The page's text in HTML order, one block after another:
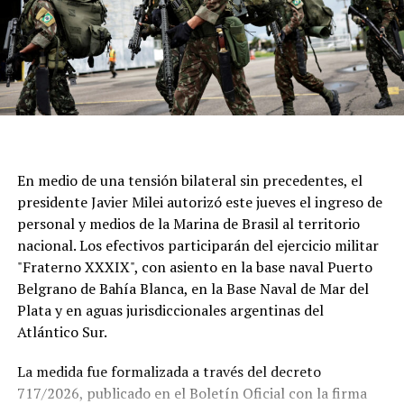
En medio de una tensión bilateral sin precedentes, el
presidente Javier Milei autorizó este jueves el ingreso de
personal y medios de la Marina de Brasil al territorio
nacional. Los efectivos participarán del ejercicio militar
"Fraterno XXXIX", con asiento en la base naval Puerto
Belgrano de Bahía Blanca, en la Base Naval de Mar del
Plata y en aguas jurisdiccionales argentinas del
Atlántico Sur.
La medida fue formalizada a través del decreto
717/2026, publicado en el Boletín Oficial con la firma